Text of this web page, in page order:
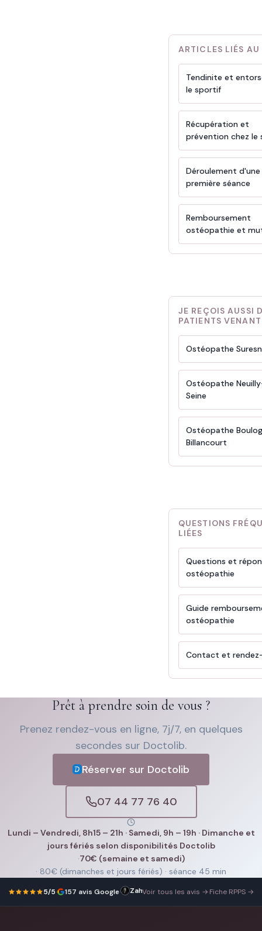
ARTICLES LIÉS
Tendinite et
le sportif
Récupération et
prévention chez le
Déroulement d'une
première séance
Remboursement
ostéopathie et
JE REÇOIS AUSSI
PATIENTS
Ostéopathe
Ostéopathe
Seine
Ostéopathe
Billancourt
QUESTIONS
LIÉES
Questions et
ostéopathie
Guide
ostéopathie
Contact et
Prêt à prendre soin de vous ?
Prenez rendez-vous en ligne, 7j/7, en quelques
secondes sur Doctolib.
Réserver sur Doctolib
07 44 77 76 40
Lundi – Vendredi, 8h15 – 21h · Samedi, 9h – 19h · Dimanche et
jours fériés selon disponibilités Doctolib
·70€ (semaine et samedi)
· 80€ (dimanches et jours fériés) · séance 45 min
5/5· 157 avis Google· Zahra Leqsiouer 23 mai 2026
Je
Voir tous les avis →·Fiche RPPS →